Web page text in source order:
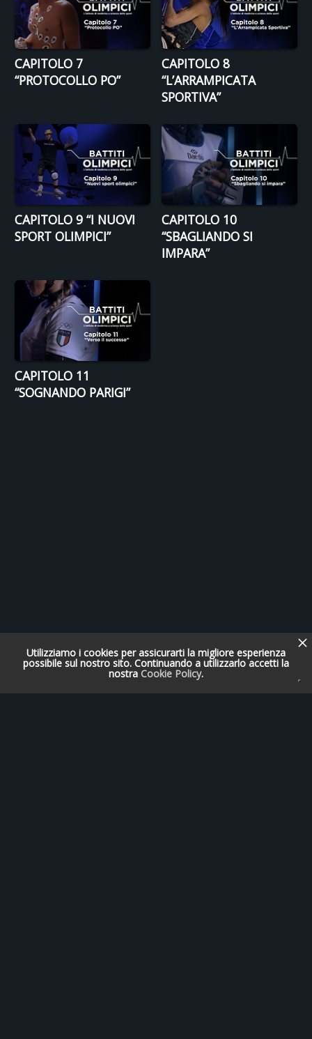
Utilizziamo i cookies per assicurarti la migliore esperienza
possibile sul nostro sito. Continuando a utilizzarlo accetti la
nostra Cookie Policy.
CAPITOLO 7
“PROTOCOLLO PO”
CAPITOLO 8
“L’ARRAMPICATA
SPORTIVA”
CAPITOLO 9 “I NUOVI
SPORT OLIMPICI”
CAPITOLO 10
“SBAGLIANDO SI
IMPARA”
CAPITOLO 11
“SOGNANDO PARIGI”